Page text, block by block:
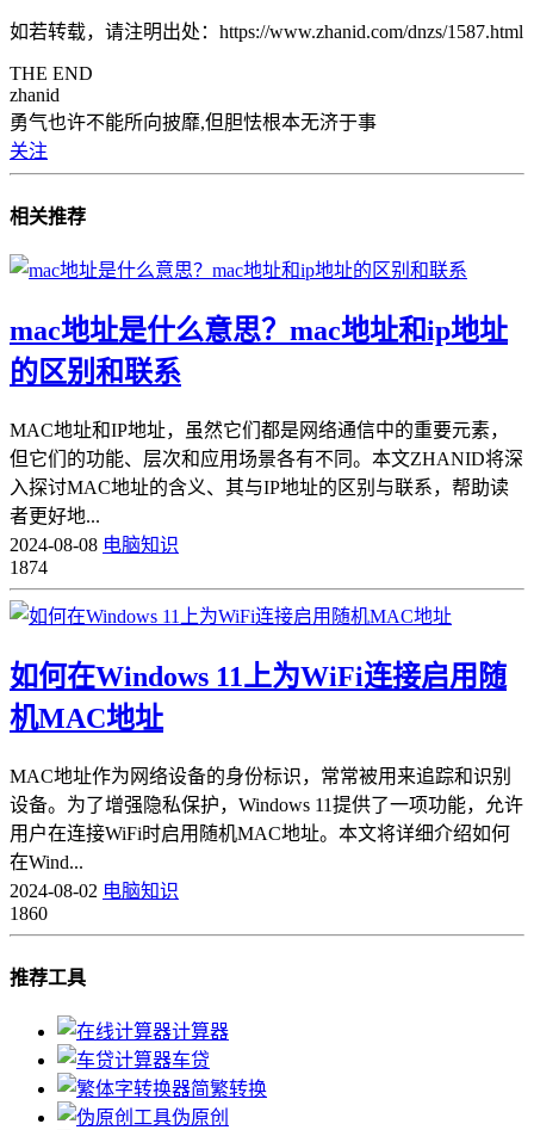
如若转载，请注明出处：https://www.zhanid.com/dnzs/1587.html
THE END
zhanid
勇气也许不能所向披靡,但胆怯根本无济于事
关注
相关推荐
mac地址是什么意思？mac地址和ip地址
的区别和联系
MAC地址和IP地址，虽然它们都是网络通信中的重要元素，
但它们的功能、层次和应用场景各有不同。本文ZHANID将深
入探讨MAC地址的含义、其与IP地址的区别与联系，帮助读
者更好地...
2024-08-08 电脑知识
1874
如何在Windows 11上为WiFi连接启用随
机MAC地址
MAC地址作为网络设备的身份标识，常常被用来追踪和识别
设备。为了增强隐私保护，Windows 11提供了一项功能，允许
用户在连接WiFi时启用随机MAC地址。本文将详细介绍如何
在Wind...
2024-08-02 电脑知识
1860
推荐工具
计算器
车贷
简繁转换
伪原创